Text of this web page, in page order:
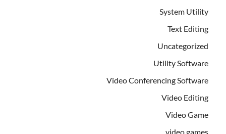
System Utility
Text Editing
Uncategorized
Utility Software
Video Conferencing Software
Video Editing
Video Game
video games